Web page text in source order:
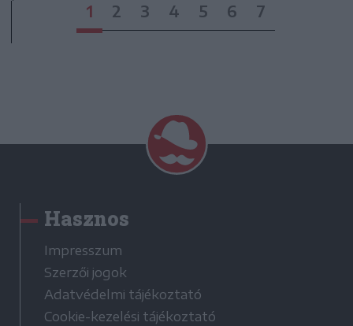
1 2 3 4 5 6 7
Hasznos
Impresszum
Szerzői jogok
Adatvédelmi tájékoztató
Cookie-kezelési tájékoztató